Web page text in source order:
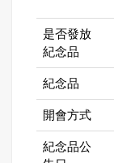
是否發放
紀念品
紀念品
開會方式
紀念品公